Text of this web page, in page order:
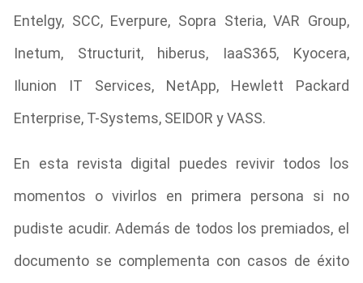
Entelgy, SCC, Everpure, Sopra Steria, VAR Group,
Inetum, Structurit, hiberus, IaaS365, Kyocera,
Ilunion IT Services, NetApp, Hewlett Packard
Enterprise, T-Systems, SEIDOR y VASS.
En esta revista digital puedes revivir todos los
momentos o vivirlos en primera persona si no
pudiste acudir. Además de todos los premiados, el
documento se complementa con casos de éxito